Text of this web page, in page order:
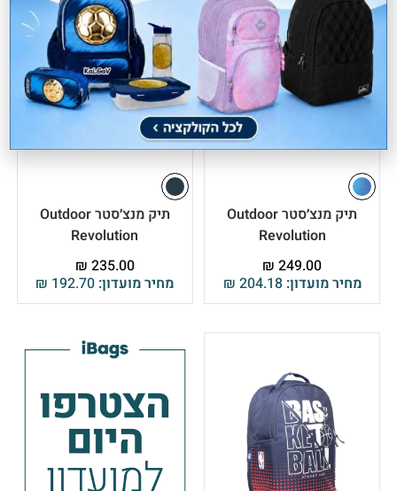
תיק מנצ׳סטר Outdoor
Revolution
מחיר מועדון: ₪ 204.18
₪ 249.00
תיק מנצ׳סטר Outdoor
Revolution
מחיר מועדון: ₪ 192.70
₪ 235.00